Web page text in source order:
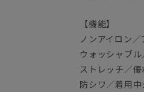
【機能】
ノンアイロン
ウォッシャブ
ストレッチ／
防シワ／着用